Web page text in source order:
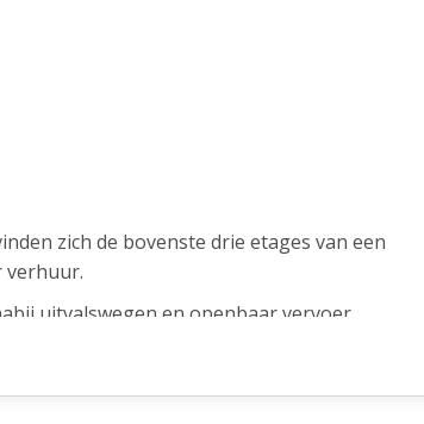
zich de bovenste drie etages van een
verhuur.
uitvalswegen en openbaar vervoer.
voorzieningen biedt het pand een